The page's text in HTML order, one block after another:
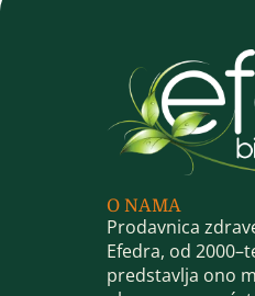
O NAMA
Prodavnica
Efedra, od
predstavlja ono